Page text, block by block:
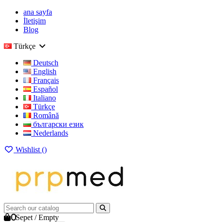
ana sayfa
İletişim
Blog
Türkçe
Deutsch
English
Français
Español
Italiano
Türkçe
Română
български език
Nederlands
Wishlist ()
0Sepet /Empty